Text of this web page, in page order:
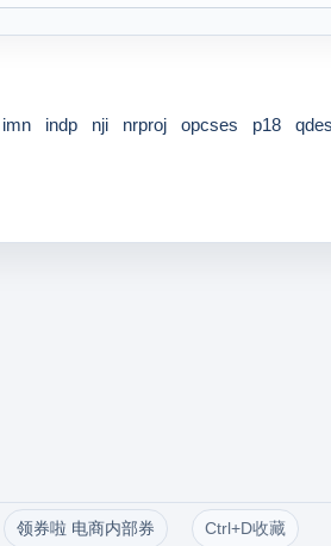
imn indp nji nrproj opcses p18 qdes
领券啦 电商内部券 Ctrl+D收藏